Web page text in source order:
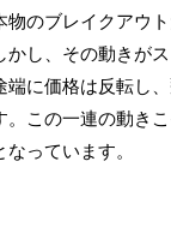
物のブレイクアウ
かし、その動きが
に価格は反転し
。この一連の動き
っています。